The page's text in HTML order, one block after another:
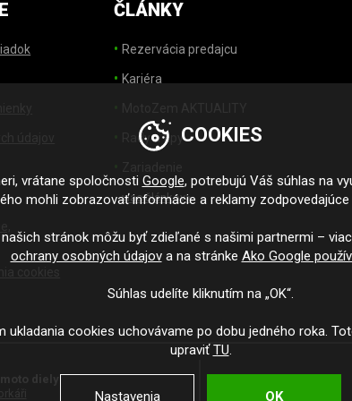
ČLÁNKY
Rezervácia predajcu
Kariéra
Rady a tipy
viac článkov>
COOKIES
vrátane spoločnosti Google, potrebujú Váš súhlas na
mohli zobrazovať informácie a reklamy
stránok môžu byť zdieľané s našimi partnermi –
ochrany osobných údajova na stránke Ako Google
Súhlas udelíte kliknutím na „OK“.
ukladania cookies uchovávame po dobu jedného roka.
upraviťTU.
Nastavenia OK